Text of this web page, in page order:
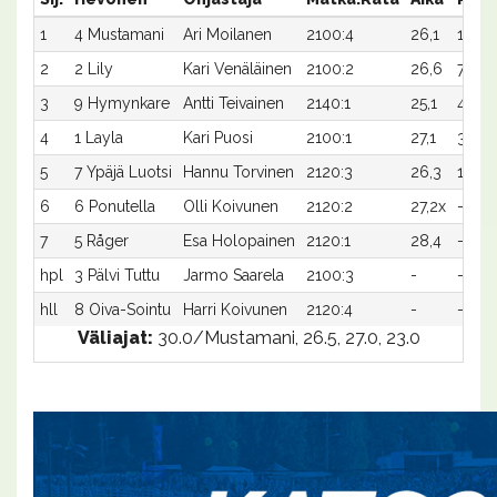
1
4 Mustamani Ari Moilanen 2100:4 26,1
1 500
2
2 Lily Kari Venäläinen 2100:2 26,6
750
3
9 Hymynkare Antti Teivainen 2140:1 25,1
450
4
1 Layla Kari Puosi 2100:1 27,1
300
5
7 Ypäjä Luotsi Hannu Torvinen 2120:3 26,3
150
6
6 Ponutella Olli Koivunen 2120:2 27,2x
-
7
5 Råger Esa Holopainen 2120:1 28,4
-
hpl
3 Pälvi Tuttu Jarmo Saarela 2100:3 -
-
hll
8 Oiva-Sointu Harri Koivunen 2120:4 - -
Väliajat: 30.0/Mustamani, 26.5, 27.0, 23.0